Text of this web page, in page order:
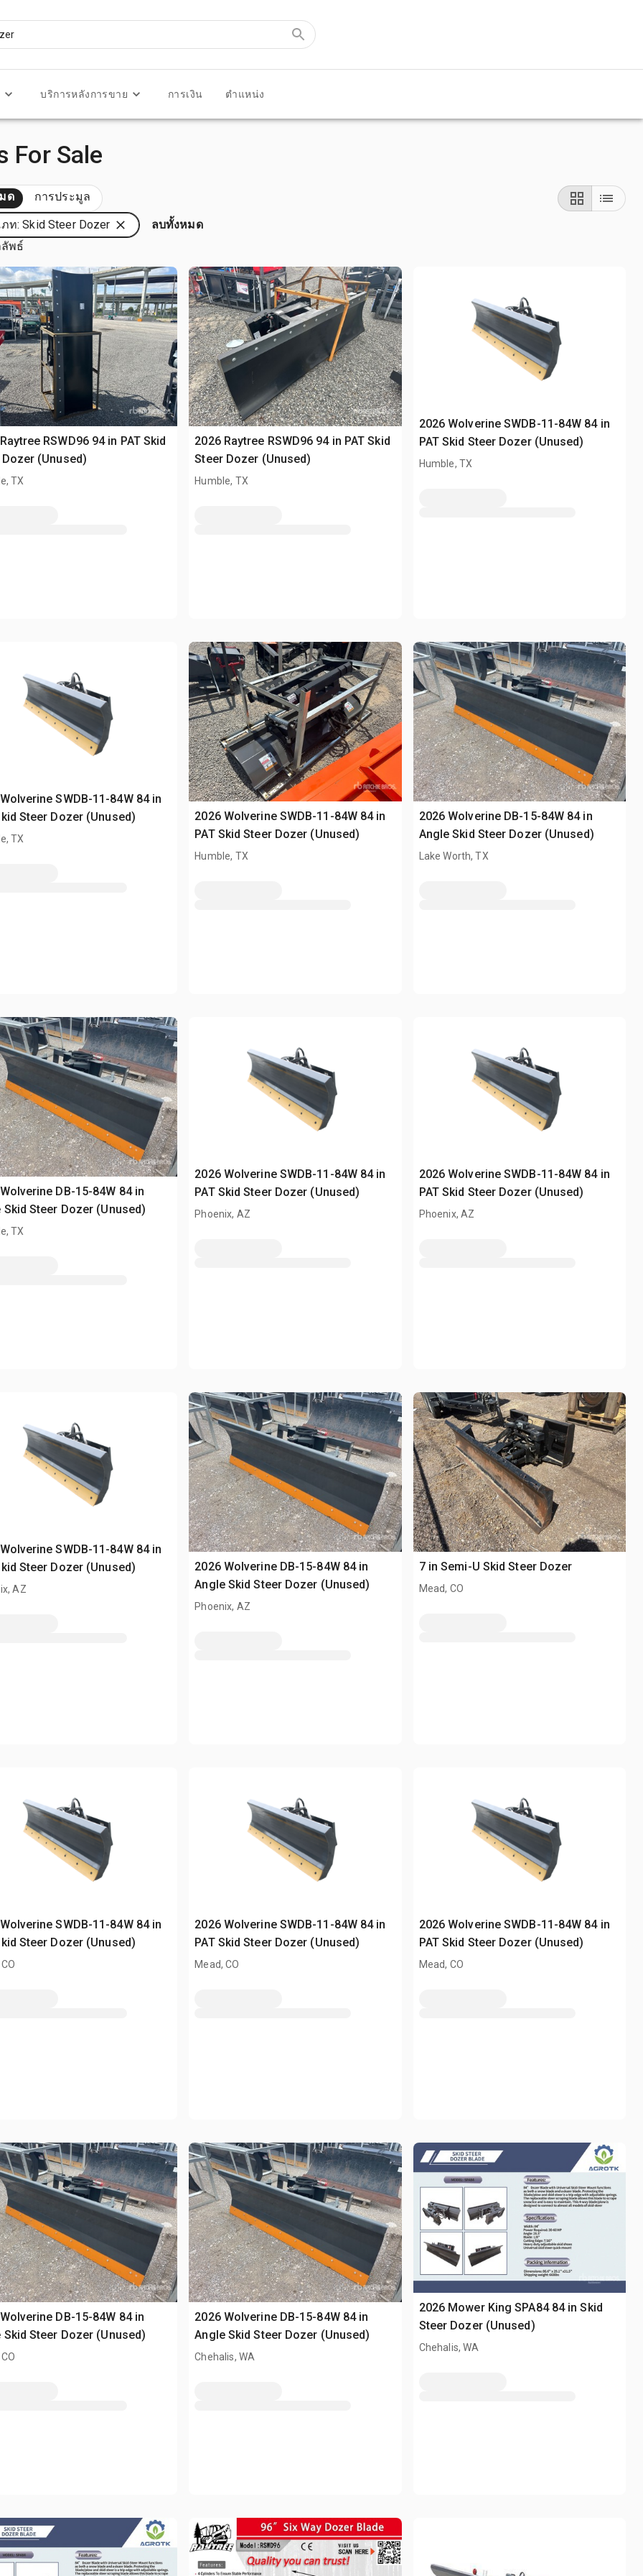
บริการหลังการขาย การเงิน ตำแหน่ง
For Sale
ด การประมูล
ภท: Skid Steer Dozer
ลบทั้งหมด
พธ์
RSWD96 94 in PAT Skid
(Unused)
TX
2026 Raytree RSWD96 94 in PAT Skid
Steer Dozer (Unused)
Humble, TX
2026 Wolverine SWDB-11-84W 84 in
PAT Skid Steer Dozer (Unused)
Humble, TX
SWDB-11-84W 84 in
Steer Dozer (Unused)
TX
2026 Wolverine SWDB-11-84W 84 in
PAT Skid Steer Dozer (Unused)
Humble, TX
2026 Wolverine DB-15-84W 84 in
Angle Skid Steer Dozer (Unused)
Lake Worth, TX
DB-15-84W 84 in
Skid Steer Dozer (Unused)
TX
2026 Wolverine SWDB-11-84W 84 in
PAT Skid Steer Dozer (Unused)
Phoenix, AZ
2026 Wolverine SWDB-11-84W 84 in
PAT Skid Steer Dozer (Unused)
Phoenix, AZ
SWDB-11-84W 84 in
Steer Dozer (Unused)
AZ
2026 Wolverine DB-15-84W 84 in
Angle Skid Steer Dozer (Unused)
Phoenix, AZ
7 in Semi-U Skid Steer Dozer
Mead, CO
SWDB-11-84W 84 in
Steer Dozer (Unused)
2026 Wolverine SWDB-11-84W 84 in
PAT Skid Steer Dozer (Unused)
Mead, CO
2026 Wolverine SWDB-11-84W 84 in
PAT Skid Steer Dozer (Unused)
Mead, CO
DB-15-84W 84 in
Skid Steer Dozer (Unused)
2026 Wolverine DB-15-84W 84 in
Angle Skid Steer Dozer (Unused)
Chehalis, WA
2026 Mower King SPA84 84 in Skid
Steer Dozer (Unused)
Chehalis, WA